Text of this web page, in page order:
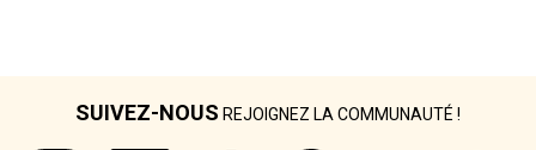
SUIVEZ-NOUS REJOIGNEZ LA COMMUNAUTÉ !